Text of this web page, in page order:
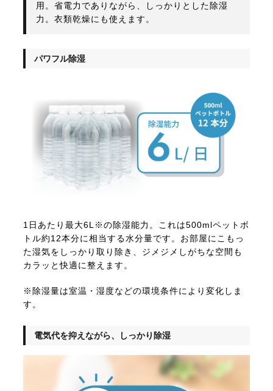
用。省電力でありながら、しっかりとした除湿
力。衣類乾燥にも使えます。
パワフル除湿
1日あたり最大6L※の除湿能力。これは500mlペットボ
トル約12本分に相当する水分量です。お部屋にこもっ
た湿気をしっかり取り除き、ジメジメしがちな空間も
カラッと快適に整えます。
※除湿量は室温・湿度などの環境条件により変化しま
す。
電気代を抑えながら、しっかり除湿